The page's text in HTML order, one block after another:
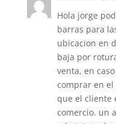
Hola jorge
barras para
ubicacion en
baja por
venta, en
comprar en
que el cliente
comercio. un